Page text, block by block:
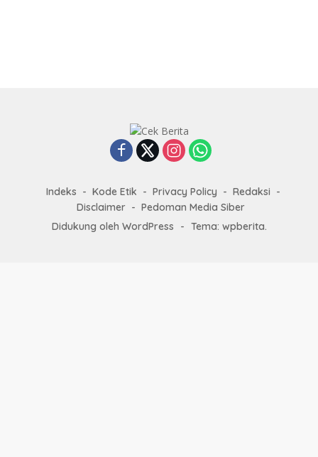
Indeks Kode Etik Privacy Policy
Redaksi
Disclaimer
Pedoman Media Siber
Didukung oleh WordPress
- Tema: wpberita.